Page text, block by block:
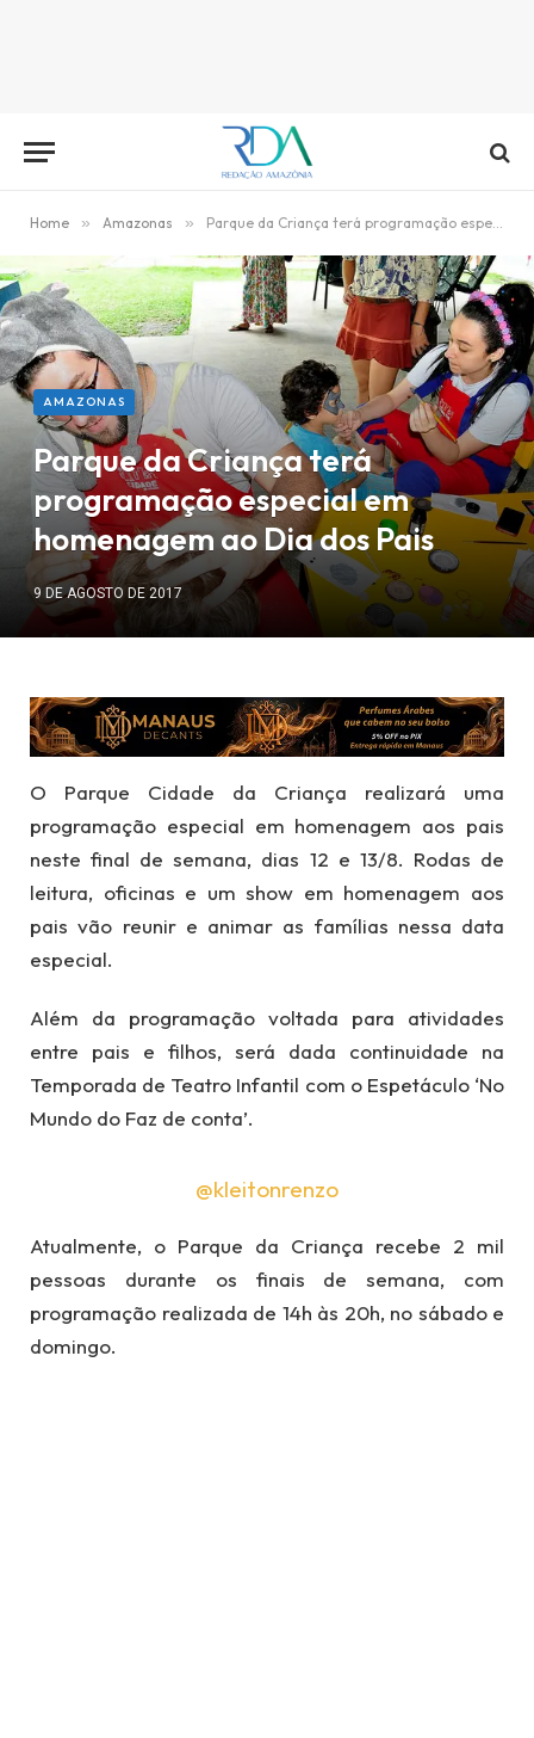
Home » Amazonas » Parque da Criança terá programação especial em homenagem ao Dia dos Pais
AMAZONAS
Parque da Criança terá
programação especial em
homenagem ao Dia dos Pais
9 DE AGOSTO DE 2017
O Parque Cidade da Criança realizará uma
programação especial em homenagem aos pais
neste final de semana, dias 12 e 13/8. Rodas de
leitura, oficinas e um show em homenagem aos
pais vão reunir e animar as famílias nessa data
especial.
Além da programação voltada para atividades
entre pais e filhos, será dada continuidade na
Temporada de Teatro Infantil com o Espetáculo ‘No
Mundo do Faz de conta’.
@kleitonrenzo
Atualmente, o Parque da Criança recebe 2 mil
pessoas durante os finais de semana, com
programação realizada de 14h às 20h, no sábado e
domingo.